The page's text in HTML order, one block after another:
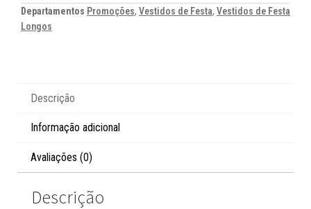
Departamentos Promoções, Vestidos de Festa, Vestidos de Festa
Longos
Descrição
Informação adicional
Avaliações (0)
Descrição